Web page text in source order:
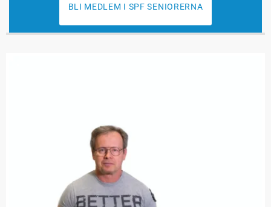
BLI MEDLEM I SPF SENIORERNA